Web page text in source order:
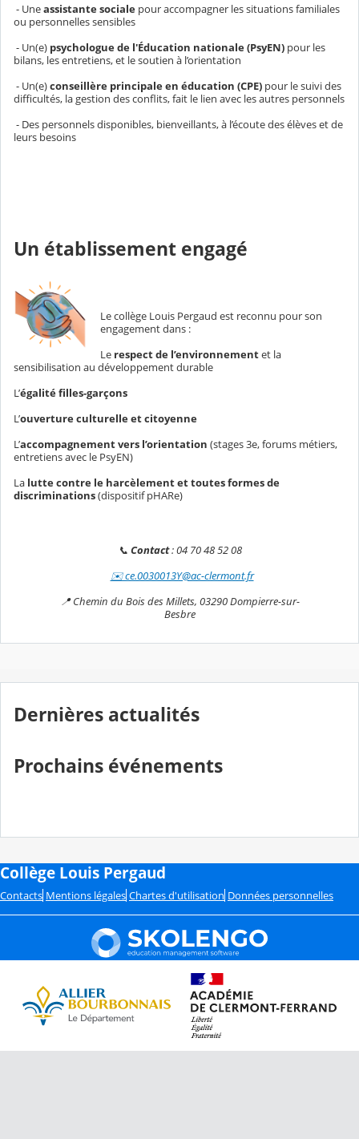
- Uneassistante sociale pour accompagner les situations familiales
ou personnelles sensibles
- Un(e) psychologue de l'Éducation nationale (PsyEN) pour les
bilans, les entretiens, et le soutien à l’orientation
- Un(e)conseillère principale en éducation (CPE) pour le suivi des
difficultés, la gestion des conflits, fait le lien avec les autres personnels
- Des personnels disponibles, bienveillants, à l’écoute des élèves et de
leurs besoins
Un établissement engagé
Le collège Louis Pergaud est reconnu pour son
engagement dans :
Le respect de l’environnementet la
sensibilisation au développement durable
L’égalité filles-garçons
L’ouverture culturelle et citoyenne
L’accompagnement vers l’orientation (stages 3e, forums métiers,
entretiens avec le PsyEN)
La lutte contre le harcèlement et toutes formes de
discriminations(dispositif pHARe)
📞 Contact: 04 70 48 52 08
✉️ ce.0030013Y@ac-clermont.fr
📍 Chemin du Bois des Millets, 03290 Dompierre-sur-
Besbre
Dernières actualités
Prochains événements
Collège Louis Pergaud
Contacts Mentions légales Chartes d'utilisation Données personnelles